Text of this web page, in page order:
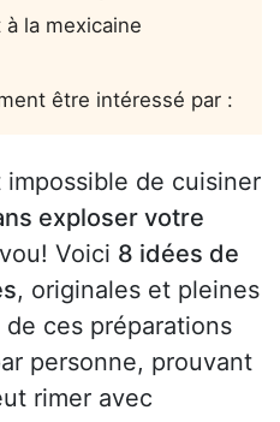
la mexicaine
être intéressé par :
impossible de cuisiner
exploser votre
Voici 8 idées de
, originales et pleines
ces préparations
personne, prouvant
rimer avec